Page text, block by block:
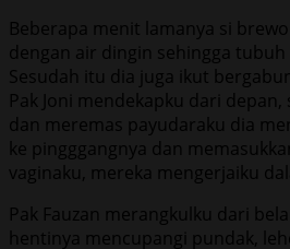
Beberapa menit lamanya si
dengan air dingin sehingga
Sesudah itu dia juga ikut
Pak Joni mendekapku dari
dan meremas payudaraku dia
ke pingggangnya dan
vaginaku, mereka mengerjaiku
Pak Fauzan merangkulku dari
hentinya mencupangi pundak,